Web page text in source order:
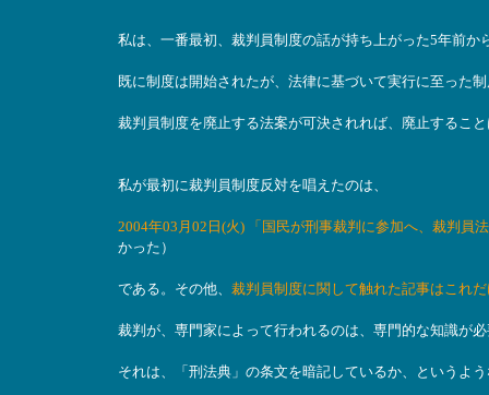
私は、一番最初、裁判員制度の話が持ち上がった5年前か
既に制度は開始されたが、法律に基づいて実行に至った
裁判員制度を廃止する法案が可決されれば、廃止するこ
私が最初に裁判員制度反対を唱えたのは、
2004年03月02日(火) 「国民が刑事裁判に参加へ、裁判
かった）
である。その他、 裁判員制度に関して触れた記事はこれ
裁判が、専門家によって行われるのは、専門的な知識が
それは、「刑法典」の条文を暗記しているか、というよ